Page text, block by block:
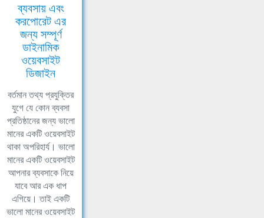
ব্যবসায় এবং
করপোরেট এর
জন্য সম্পূর্ণ
ডাইনামিক
ওয়েবসাইট
ডিজাইন
বর্তমান তথ্য প্রযুক্তির
যুগে যে কোন ব্যবসা
প্রতিষ্ঠানের জন্য ভালো
মানের একটি ওয়েবসাইট
থাকা অপরিহার্য। ভালো
মানের একটি ওয়েবসাইট
আপনার ব্যবসাকে নিয়ে
যাবে আর এক ধাপ
এগিয়ে। তাই একটি
ভালো মানের ওয়েবসাইট